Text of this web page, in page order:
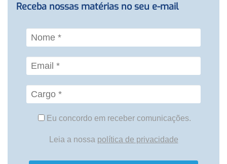
Receba nossas matérias no seu e-mail
Eu concordo em receber comunicações.
Leia a nossa política de privacidade